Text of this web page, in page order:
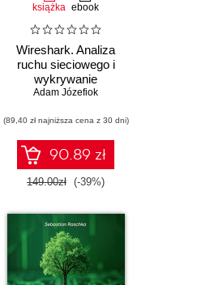
książka ebook
Wireshark. Analiza
ruchu sieciowego i
wykrywanie
włamań
Adam Józefiok
(89,40 zł najniższa cena z 30 dni)
90.89 zł
149.00zł (-39%)